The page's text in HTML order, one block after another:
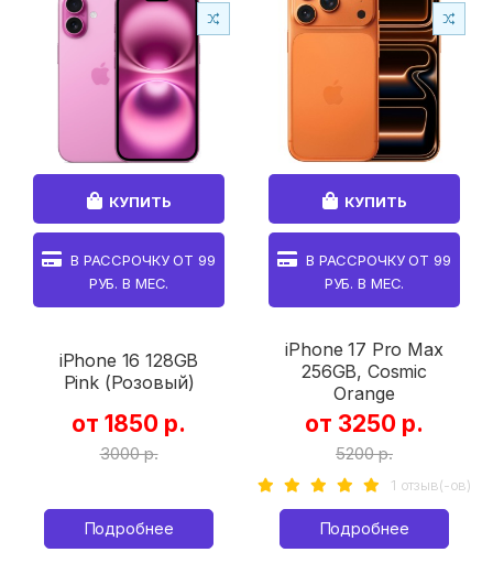
КУПИТЬ
В РАССРОЧКУ ОТ 99
РУБ. В МЕС.
iPhone 16 128GB
Pink (Розовый)
от 1850 р.
3000 р.
Подробнее
КУПИТЬ
В РАССРОЧКУ ОТ 99
РУБ. В МЕС.
iPhone 17 Pro Max
256GB, Cosmic
Orange
от 3250 р.
5200 р.
1 отзыв(-ов)
Подробнее